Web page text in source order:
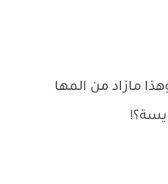
مازاد من المها